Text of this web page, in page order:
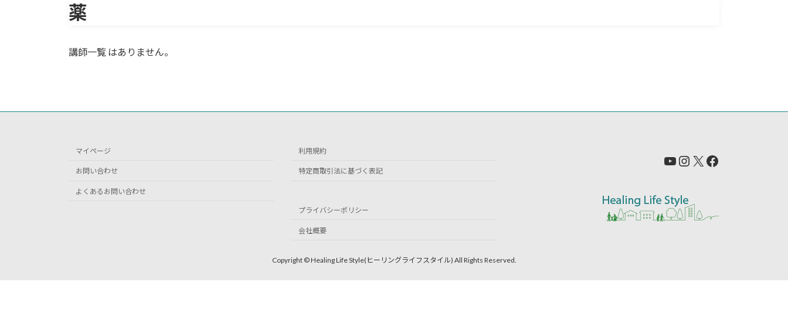
薬
講師一覧 はありません。
マイページ
お問い合わせ
よくあるお問い合わせ
利用規約
特定商取引法に基づく表記
プライバシーポリシー
会社概要
Copyright © Healing Life Style(ヒーリングライフスタイル) All Rights Reserved.